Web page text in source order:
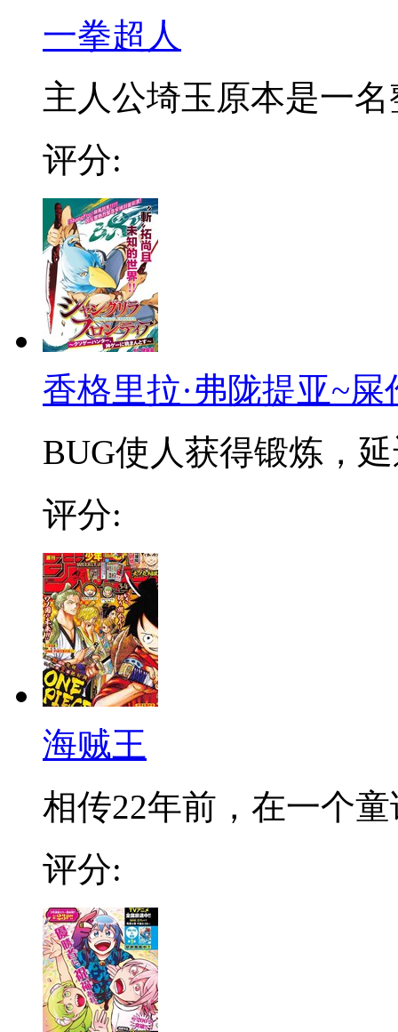
一拳超人
主人公埼玉原本是一名
评分:
香格里拉·弗陇提亚~
BUG使人获得锻炼，
评分:
海贼王
相传22年前，在一个
评分: